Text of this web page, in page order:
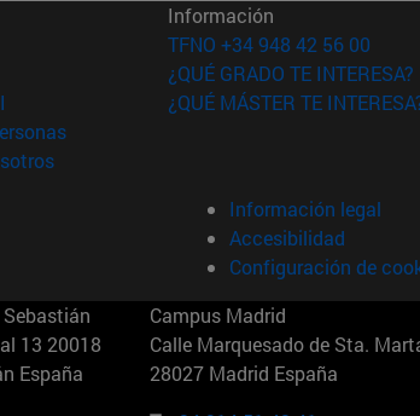
en nueva ventana)
nueva ventana)
(abre en nueva ventana)
(abre en nueva ventana)
(abre en nueva ventana)
Información
TFNO +34 948 42 56 00
¿QUÉ GRADO TE INTERESA?
¿QUÉ MÁSTER TE
Información legal
Accesibilidad
Configuración de
13 20018
España
Campus Madrid
Calle Marquesado de Sta.
28027 Madrid España